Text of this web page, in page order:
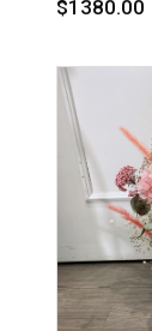
$1380.00